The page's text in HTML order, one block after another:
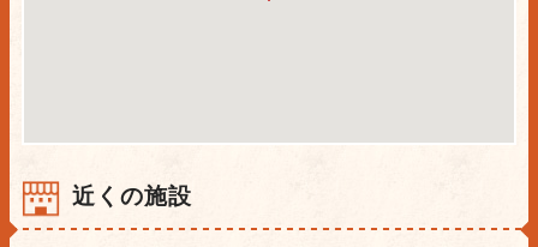
近くの施設